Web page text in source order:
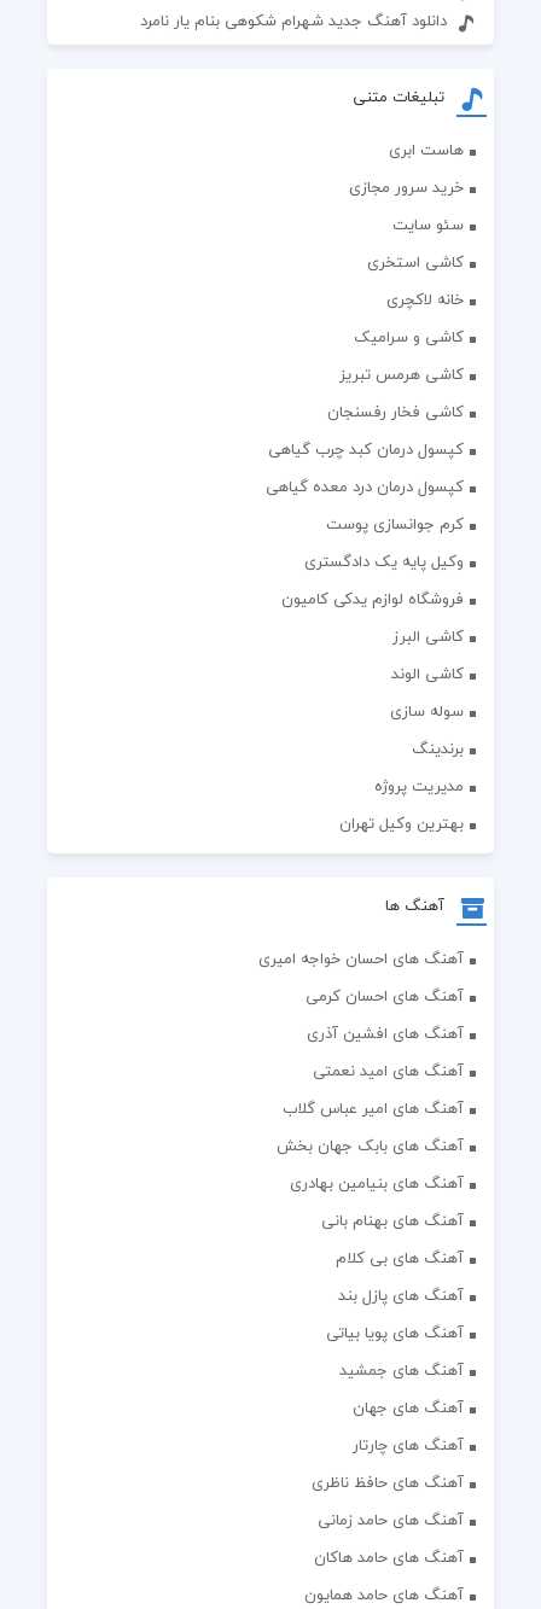
دانلود آهنگ جدید شهرام شکوهی بنام یار نامرد
تبلیغات متنی
هاست ابری
خرید سرور مجازی
سئو سایت
کاشی استخری
خانه لاکچری
کاشی و سرامیک
کاشی هرمس تبریز
کاشی فخار رفسنجان
کپسول درمان کبد چرب گیاهی
کپسول درمان درد معده گیاهی
کرم جوانسازی پوست
وکیل پایه یک دادگستری
فروشگاه لوازم یدکی کامیون
کاشی البرز
کاشی الوند
سوله سازی
برندینگ
مدیریت پروژه
بهترین وکیل تهران
آهنگ ها
آهنگ های احسان خواجه امیری
آهنگ های احسان کرمی
آهنگ های افشین آذری
آهنگ های امید نعمتی
آهنگ های امیر عباس گلاب
آهنگ های بابک جهان بخش
آهنگ های بنیامین بهادری
آهنگ های بهنام بانی
آهنگ های بی کلام
آهنگ های پازل بند
آهنگ های پویا بیاتی
آهنگ های جمشید
آهنگ های جهان
آهنگ های چارتار
آهنگ های حافظ ناظری
آهنگ های حامد زمانی
آهنگ های حامد هاکان
آهنگ های حامد همایون